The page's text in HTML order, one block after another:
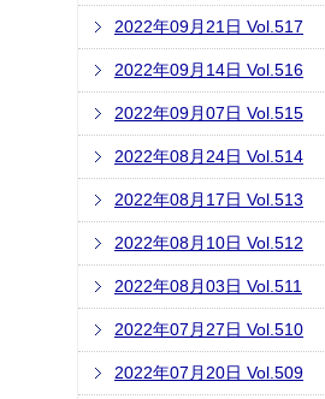
2022年09月21日 Vol.517
2022年09月14日 Vol.516
2022年09月07日 Vol.515
2022年08月24日 Vol.514
2022年08月17日 Vol.513
2022年08月10日 Vol.512
2022年08月03日 Vol.511
2022年07月27日 Vol.510
2022年07月20日 Vol.509